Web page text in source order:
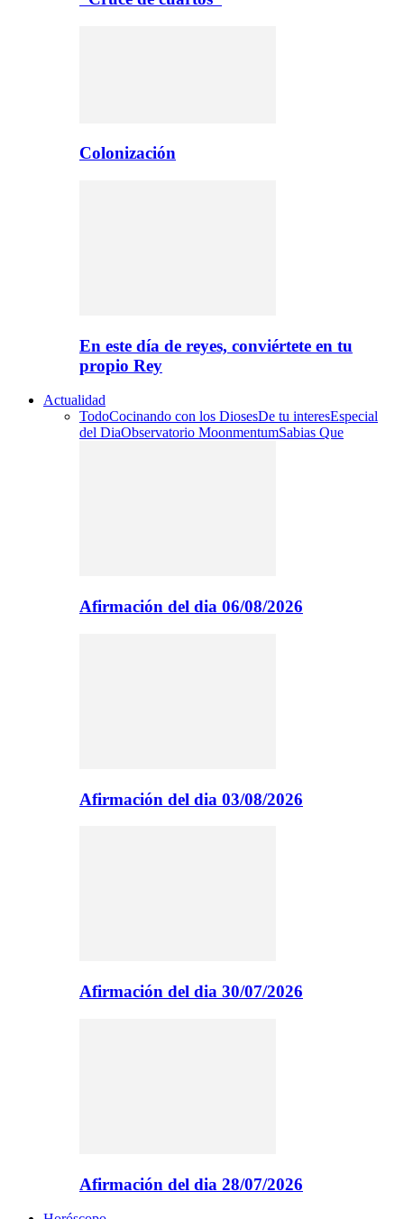
Colonización
En este día de reyes, conviértete en tu
propio Rey
Actualidad
TodoCocinando con los DiosesDe tu interesEspecial
del DiaObservatorio MoonmentumSabias Que
Afirmación del dia 06/08/2026
Afirmación del dia 03/08/2026
Afirmación del dia 30/07/2026
Afirmación del dia 28/07/2026